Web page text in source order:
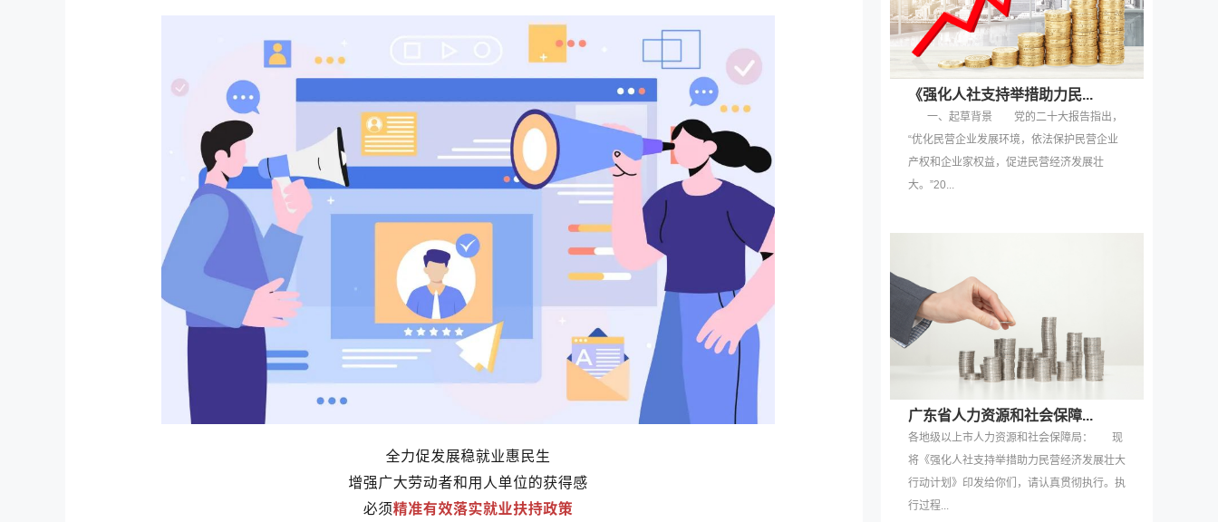
《强化人社支持举措助力民...
一、起草背景 党的二十大报告指出，
“优化民营企业发展环境，依法保护民营企业
产权和企业家权益，促进民营经济发展壮
大。”20...
广东省人力资源和社会保障...
各地级以上市人力资源和社会保障局： 现
将《强化人社支持举措助力民营经济发展壮大
行动计划》印发给你们，请认真贯彻执行。执
行过程...